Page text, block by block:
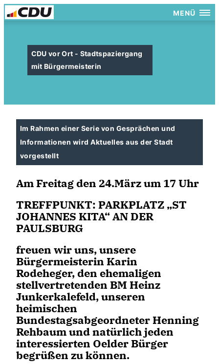
MENÜ
CDU vor Ort - Stadtspaziergang
mit Bürgermeisterin
Im Rahmen einer Serie von Gesprächen und
Informationen wird Aktuelles aus der Stadt
vorgestellt
Am Freitag den 24.März um 17 Uhr
TREFFPUNKT: PARKPLATZ „ST
JOHANNES KITA“ AN DER
PAULSBURG
freuen wir uns, unsere
Bürgermeisterin Karin
Rodeheger, den ehemaligen
stellvertretenden BM Heinz
Junkerkalefeld, unseren
heimischen
Bundestagsabgeordneter Henning
Rehbaum und natürlich jeden
interessierten Oelder Bürger
begrüßen zu können.